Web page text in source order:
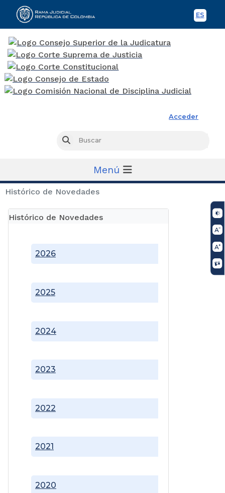
ES
Acceder
Buscar
Menú
Histórico de Novedades
Histórico de Novedades
2020
2021
2022
2023
2024
2025
2026